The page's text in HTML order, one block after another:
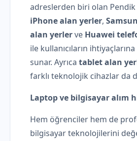
adreslerden biri olan
iPhone alan yerler,
alan yerlerve Huawei
ile kullanıcıların
sunar. Ayrıca tablet alan
farklı teknolojik cihazlar da
Laptop ve bilgisayar alım
Hem öğrenciler hem de
bilgisayar teknolojilerini